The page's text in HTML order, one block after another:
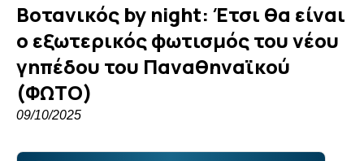
Βοτανικός by night: Έτσι θα είναι
ο εξωτερικός φωτισμός του νέου
γηπέδου του Παναθηναϊκού
(ΦΩΤΟ)
09/10/2025